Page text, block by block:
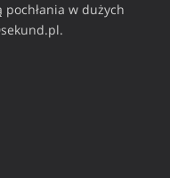
w dużych